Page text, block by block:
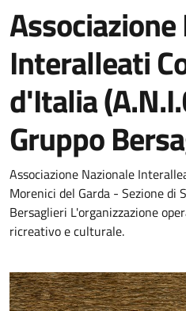
Interalleati
d'Italia
Gruppo
Associazione Nazionale
Morenici del Garda - Sezione di
Bersaglieri L'organizzazione
ricreativo e culturale.